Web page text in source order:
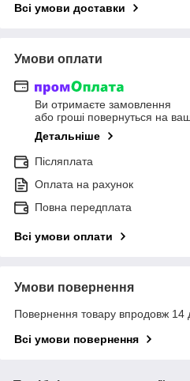
Всі умови доставки
Умови оплати
Ви отримаєте замовлення
або гроші повернуться на
Детальніше
Післяплата
Оплата на рахунок
Повна передплата
Всі умови оплати
Умови повернення
Повернення товару впродовж 14
Всі умови повернення